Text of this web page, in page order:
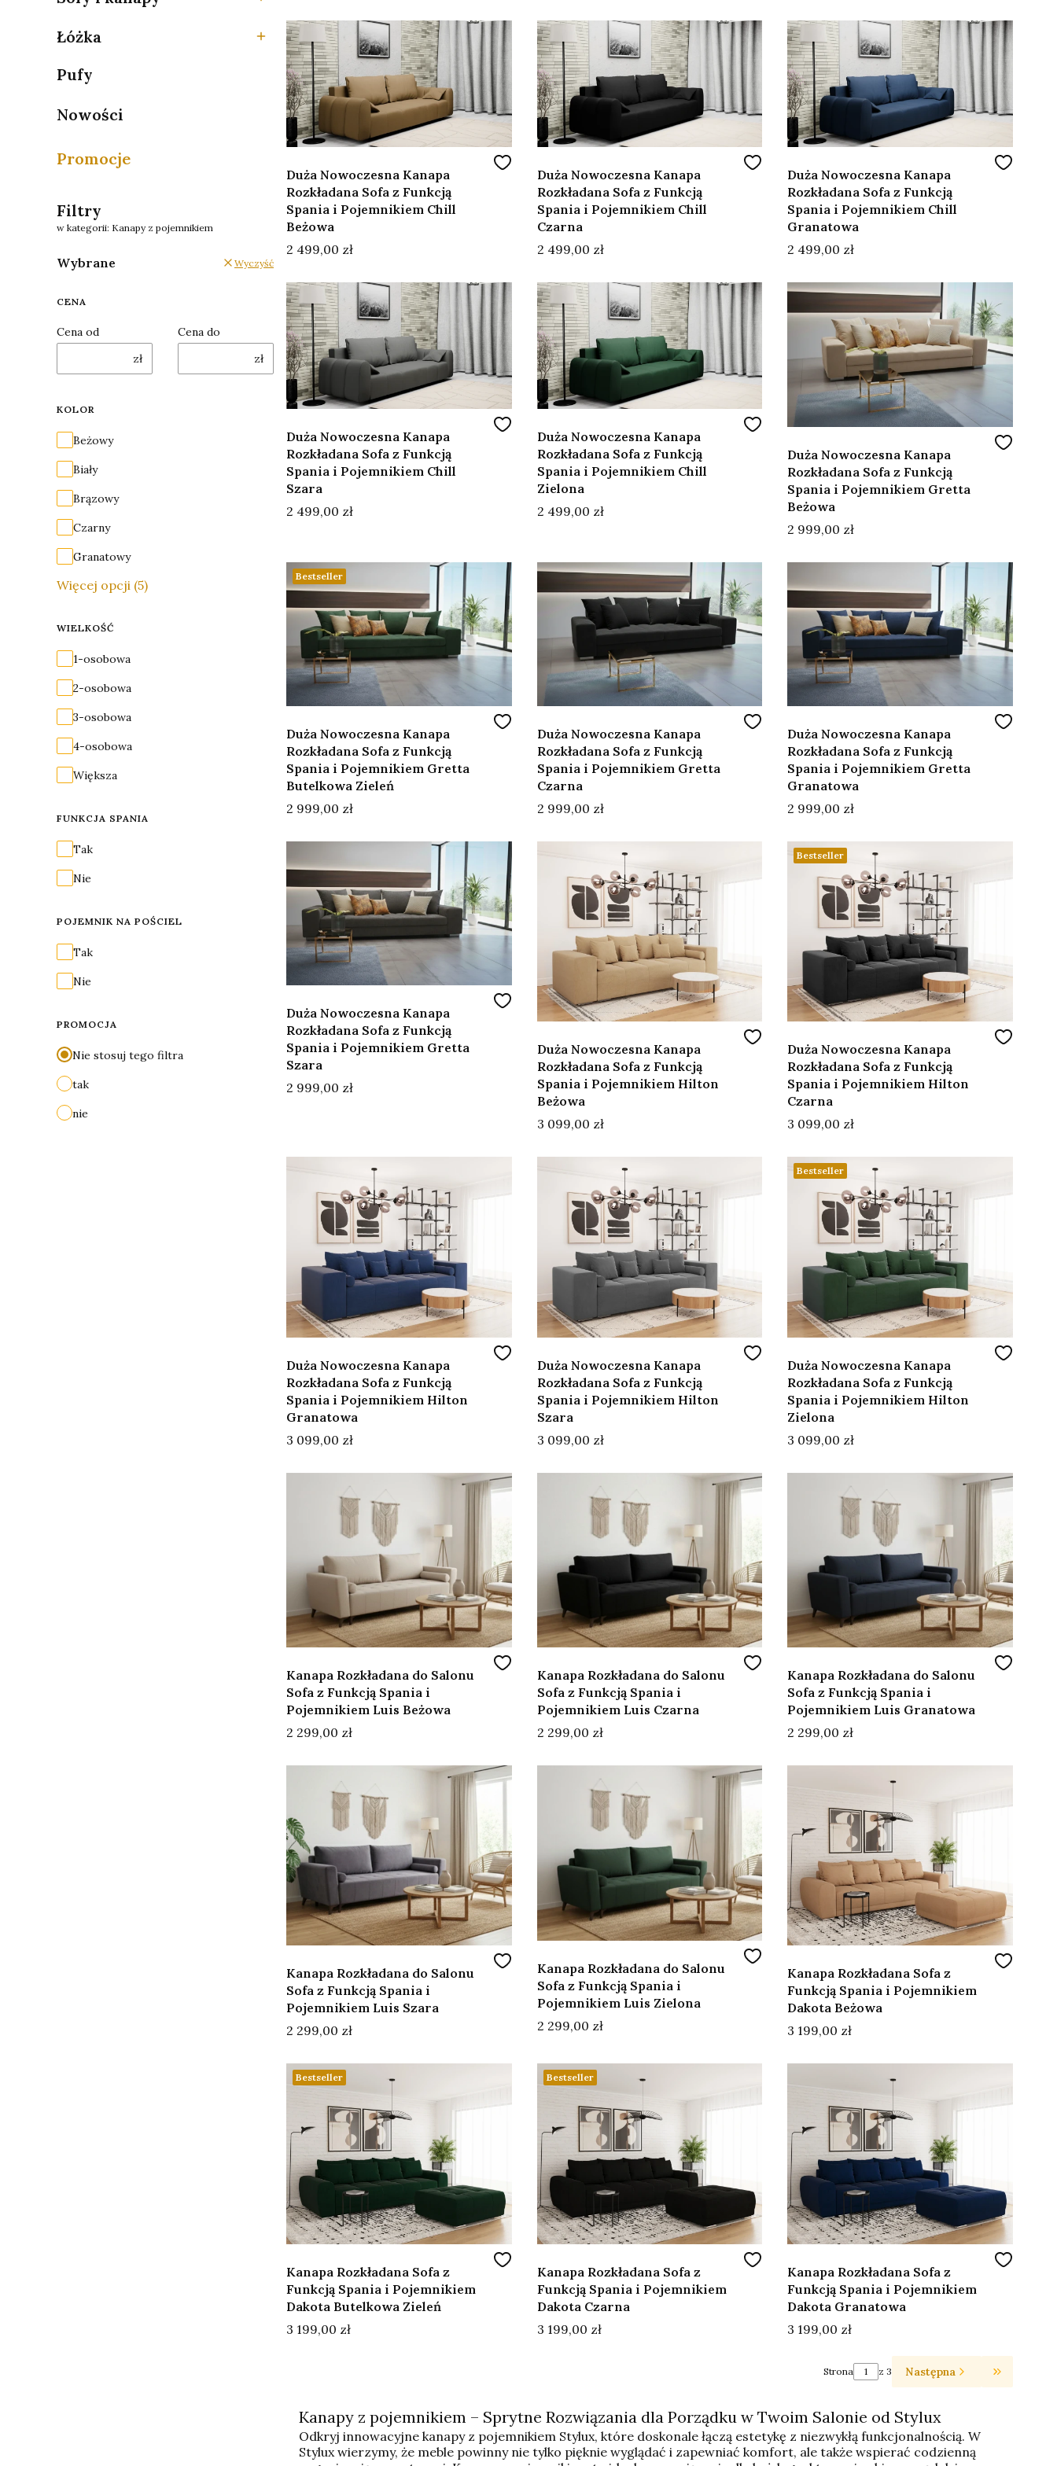
Kategoria - Sofy i kanapy
Kategoria - Łóżka
Łóżka
Kategoria - Pufy
Pufy
Nowości
Promocje
Filtry
w kategorii: Kanapy z pojemnikiem
Wybrane Wyczyść
CENA
Cena od
zł
Cena do
zł
KOLOR
Kolor
Beżowy
Biały
Brązowy
Czarny
Granatowy
Więcej opcji (5)
WIELKOŚĆ
Wielkość
1-osobowa
2-osobowa
3-osobowa
4-osobowa
Większa
FUNKCJA SPANIA
Funkcja spania
Tak
Nie
POJEMNIK NA POŚCIEL
Pojemnik na pościel
Tak
Nie
PROMOCJA
Nie stosuj tego filtra
tak
nie
Duża Nowoczesna Kanapa
Rozkładana Sofa z Funkcją
Spania i Pojemnikiem Chill
Beżowa
Cena
2 499,00 zł
Duża Nowoczesna Kanapa
Rozkładana Sofa z Funkcją
Spania i Pojemnikiem Chill
Czarna
Cena
2 499,00 zł
Duża Nowoczesna Kanapa
Rozkładana Sofa z Funkcją
Spania i Pojemnikiem Chill
Granatowa
Cena
2 499,00 zł
Duża Nowoczesna Kanapa
Rozkładana Sofa z Funkcją
Spania i Pojemnikiem Chill
Szara
Cena
2 499,00 zł
Duża Nowoczesna Kanapa
Rozkładana Sofa z Funkcją
Spania i Pojemnikiem Chill
Zielona
Cena
2 499,00 zł
Duża Nowoczesna Kanapa
Rozkładana Sofa z Funkcją
Spania i Pojemnikiem Gretta
Beżowa
Cena
2 999,00 zł
Bestseller
Duża Nowoczesna Kanapa
Rozkładana Sofa z Funkcją
Spania i Pojemnikiem Gretta
Butelkowa Zieleń
Cena
2 999,00 zł
Duża Nowoczesna Kanapa
Rozkładana Sofa z Funkcją
Spania i Pojemnikiem Gretta
Czarna
Cena
2 999,00 zł
Duża Nowoczesna Kanapa
Rozkładana Sofa z Funkcją
Spania i Pojemnikiem Gretta
Granatowa
Cena
2 999,00 zł
Duża Nowoczesna Kanapa
Rozkładana Sofa z Funkcją
Spania i Pojemnikiem Gretta
Szara
Cena
2 999,00 zł
Duża Nowoczesna Kanapa
Rozkładana Sofa z Funkcją
Spania i Pojemnikiem Hilton
Beżowa
Cena
3 099,00 zł
Bestseller
Duża Nowoczesna Kanapa
Rozkładana Sofa z Funkcją
Spania i Pojemnikiem Hilton
Czarna
Cena
3 099,00 zł
Duża Nowoczesna Kanapa
Rozkładana Sofa z Funkcją
Spania i Pojemnikiem Hilton
Granatowa
Cena
3 099,00 zł
Duża Nowoczesna Kanapa
Rozkładana Sofa z Funkcją
Spania i Pojemnikiem Hilton
Szara
Cena
3 099,00 zł
Bestseller
Duża Nowoczesna Kanapa
Rozkładana Sofa z Funkcją
Spania i Pojemnikiem Hilton
Zielona
Cena
3 099,00 zł
Kanapa Rozkładana do Salonu
Sofa z Funkcją Spania i
Pojemnikiem Luis Beżowa
Cena
2 299,00 zł
Kanapa Rozkładana do Salonu
Sofa z Funkcją Spania i
Pojemnikiem Luis Czarna
Cena
2 299,00 zł
Kanapa Rozkładana do Salonu
Sofa z Funkcją Spania i
Pojemnikiem Luis Granatowa
Cena
2 299,00 zł
Kanapa Rozkładana do Salonu
Sofa z Funkcją Spania i
Pojemnikiem Luis Szara
Cena
2 299,00 zł
Kanapa Rozkładana do Salonu
Sofa z Funkcją Spania i
Pojemnikiem Luis Zielona
Cena
2 299,00 zł
Kanapa Rozkładana Sofa z
Funkcją Spania i Pojemnikiem
Dakota Beżowa
Cena
3 199,00 zł
Bestseller
Kanapa Rozkładana Sofa z
Funkcją Spania i Pojemnikiem
Dakota Butelkowa Zieleń
Cena
3 199,00 zł
Bestseller
Kanapa Rozkładana Sofa z
Funkcją Spania i Pojemnikiem
Dakota Czarna
Cena
3 199,00 zł
Kanapa Rozkładana Sofa z
Funkcją Spania i Pojemnikiem
Dakota Granatowa
Cena
3 199,00 zł
Strona z 3 Następna Przejdź
Kanapy z pojemnikiem – Sprytne Rozwiązania dla Porządku w Twoim Salonie od Stylux
Odkryj innowacyjne kanapy z pojemnikiem Stylux, które doskonale łączą estetykę z niezwykłą funkcjonalnością. W
Stylux wierzymy, że meble powinny nie tylko pięknie wyglądać i zapewniać komfort, ale także wspierać codzienną